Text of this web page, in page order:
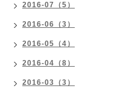
2016-07（5）
2016-06（3）
2016-05（4）
2016-04（8）
2016-03（3）